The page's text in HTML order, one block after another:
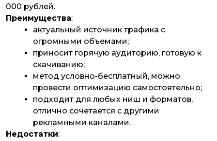
000 рублей.
Преимущества:
актуальный источник трафика с
огромными объемами;
приносит горячую аудиторию, готовую к
скачиванию;
метод условно-бесплатный, можно
провести оптимизацию самостоятельно;
подходит для любых ниш и форматов,
отлично сочетается с другими
рекламными каналами.
Недостатки: